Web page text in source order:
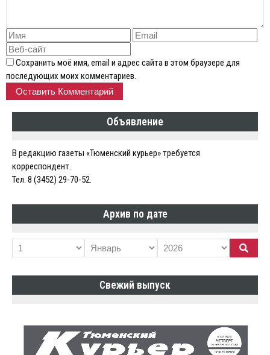
Сохранить моё имя, email и адрес сайта в этом браузере для
последующих моих комментариев.
Объявление
В редакцию газеты «Тюменский курьер» требуется
корреспондент.
Тел. 8 (3452) 29-70-52.
Архив по дате
Свежий выпуск